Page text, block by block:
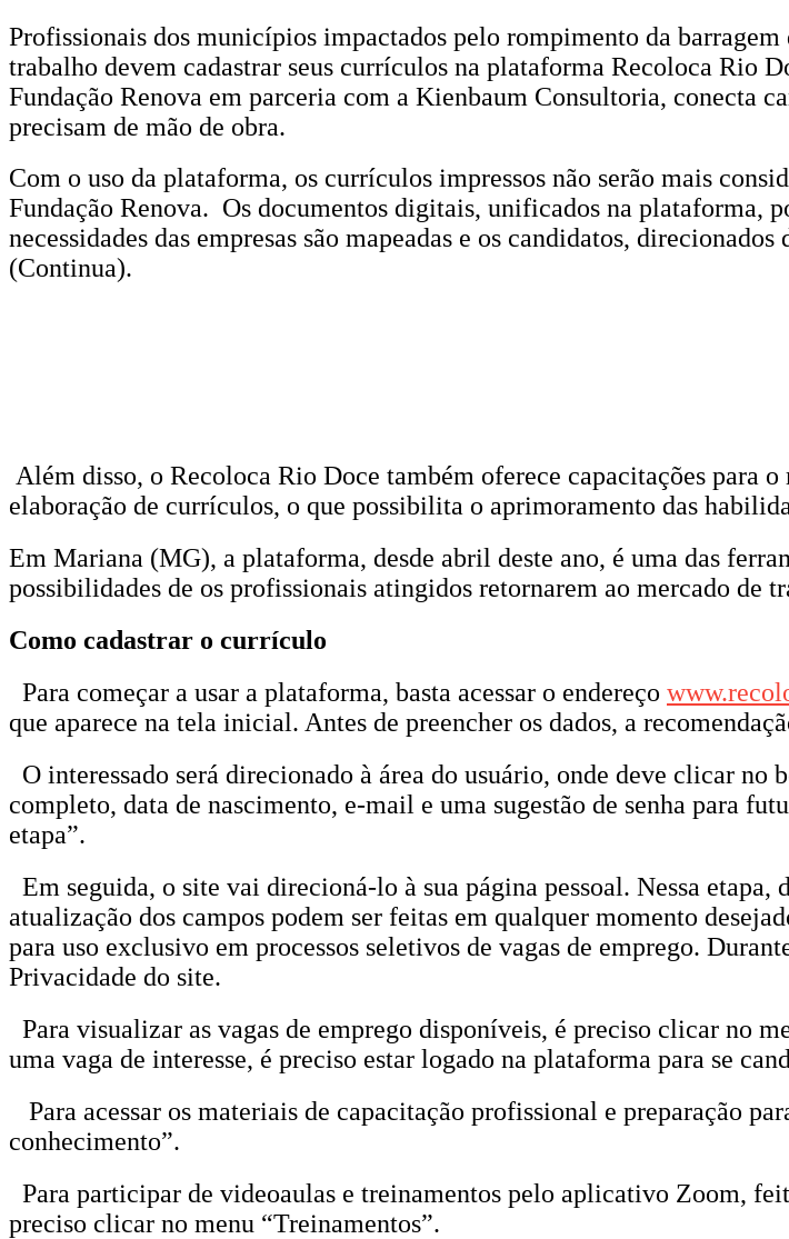
Profissionais dos municípios impactados pelo rompimento da
trabalho devem cadastrar seus currículos na plataforma Recoloca Rio
Fundação Renova em parceria com a Kienbaum Consultoria, conecta
precisam de mão de obra.
Com o uso da plataforma, os currículos impressos não serão mais
Fundação Renova. Os documentos digitais, unificados na plataforma,
necessidades das empresas são mapeadas e os candidatos,
(Continua).
Além disso, o Recoloca Rio Doce também oferece capacitações para
elaboração de currículos, o que possibilita o aprimoramento das
Em Mariana (MG), a plataforma, desde abril deste ano, é uma das
possibilidades de os profissionais atingidos retornarem ao mercado de
Como cadastrar o currículo
Para começar a usar a plataforma, basta acessar o endereço
que aparece na tela inicial. Antes de preencher os dados, a
O interessado será direcionado à área do usuário, onde deve clicar no
completo, data de nascimento, e-mail e uma sugestão de senha para
etapa”.
Em seguida, o site vai direcioná-lo à sua página pessoal. Nessa
atualização dos campos podem ser feitas em qualquer momento
para uso exclusivo em processos seletivos de vagas de emprego.
Privacidade do site.
Para visualizar as vagas de emprego disponíveis, é preciso clicar no
uma vaga de interesse, é preciso estar logado na plataforma para se
Para acessar os materiais de capacitação profissional e preparação
conhecimento”.
Para participar de videoaulas e treinamentos pelo aplicativo Zoom,
preciso clicar no menu “Treinamentos”.